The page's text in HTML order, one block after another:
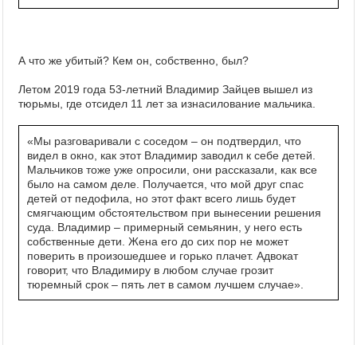
А что же убитый? Кем он, собственно, был?
Летом 2019 года 53-летний Владимир Зайцев вышел из
тюрьмы, где отсидел 11 лет за изнасилование мальчика.
«Мы разговаривали с соседом – он подтвердил, что
видел в окно, как этот Владимир заводил к себе детей.
Мальчиков тоже уже опросили, они рассказали, как все
было на самом деле. Получается, что мой друг спас
детей от педофила, но этот факт всего лишь будет
смягчающим обстоятельством при вынесении решения
суда. Владимир – примерный семьянин, у него есть
собственные дети. Жена его до сих пор не может
поверить в произошедшее и горько плачет. Адвокат
говорит, что Владимиру в любом случае грозит
тюремный срок – пять лет в самом лучшем случае».